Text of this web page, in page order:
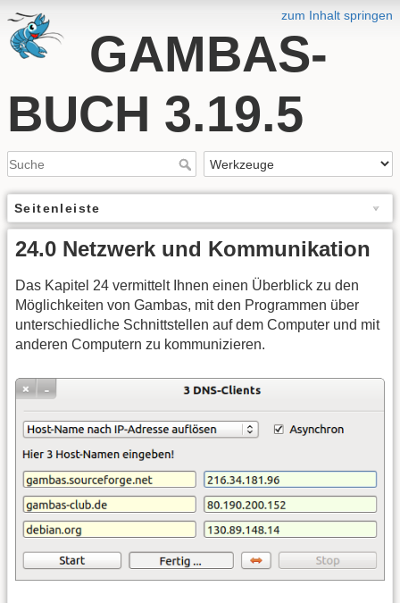
zum Inhalt springen
GAMBAS-
BUCH 3.19.5
Seitenleiste
24.0 Netzwerk und Kommunikation
Das Kapitel 24 vermittelt Ihnen einen Überblick zu den
Möglichkeiten von Gambas, mit den Programmen über
unterschiedliche Schnittstellen auf dem Computer und mit
anderen Computern zu kommunizieren.